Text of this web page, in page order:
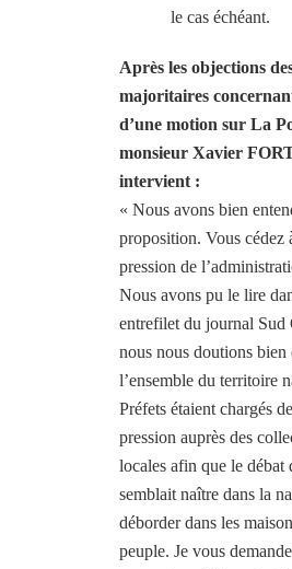
le cas échéant.
Après les objections
majoritaires
d’une motion sur La
monsieur Xavier
intervient :
« Nous avons bien
proposition. Vous cédez
pression de
Nous avons pu le lire
entrefilet du journal Sud
nous nous doutions bien
l’ensemble du territoire
Préfets étaient chargés
pression auprès des
locales afin que le débat
semblait naître dans la
déborder dans les
peuple. Je vous